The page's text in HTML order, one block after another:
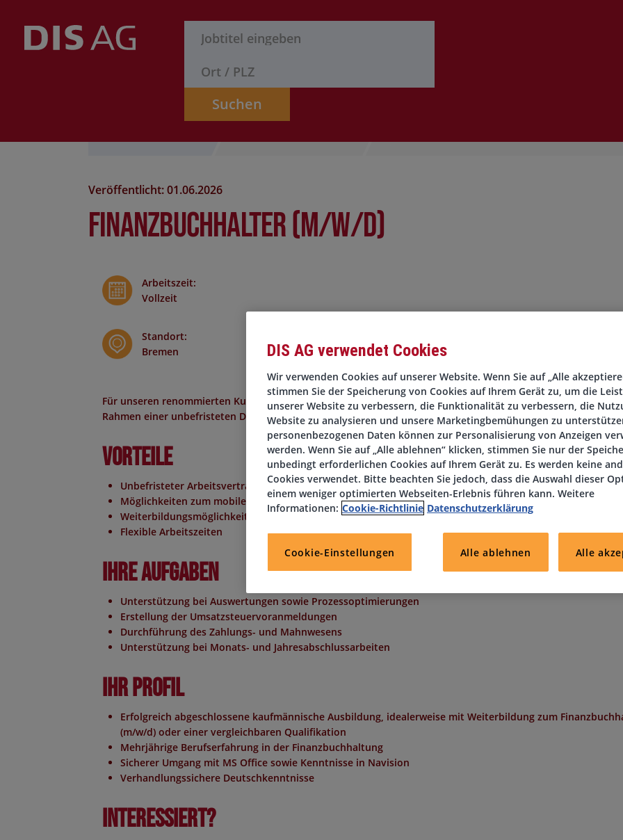
Suchen
Veröffentlicht: 01.06.2026
Finanzbuchhalter (m/w/d)
Arbeitszeit:
Vollzeit
Standort:
Bremen
Für unseren renommierten Kunden in Bremen wir derzeit einen Finanzbuchhalter (m/w/d). Die Position wird
Rahmen einer unbefristeten Direktvermittlung besetzt.
Vorteile
Unbefristeter Arbeitsvertrag
Möglichkeiten zum mobilen Arbeiten
Weiterbildungsmöglichkeiten
Flexible Arbeitszeiten
Ihre Aufgaben
Unterstützung bei Auswertungen sowie Prozessoptimierungen
Erstellung der Umsatzsteuervoranmeldungen
Durchführung des Zahlungs- und Mahnwesens
Unterstützung bei Monats- und Jahresabschlussarbeiten
Ihr Profil
Erfolgreich abgeschlossene kaufmännische Ausbildung, idealerweise mit Weiterbildung zum
(m/w/d) oder einer vergleichbaren Qualifikation
Mehrjährige Berufserfahrung in der Finanzbuchhaltung
Sicherer Umgang mit MS Office sowie Kenntnisse in Navision
Verhandlungssichere Deutschkenntnisse
Interessiert?
DIS AG verwendet Cookies
Wir verwenden Cookies auf unserer Website. Wenn Sie auf „Alle
stimmen Sie der Speicherung von Cookies auf Ihrem Gerät zu, um die
unserer Website zu verbessern, die Funktionalität zu verbessern, die
Website zu analysieren und unsere Marketingbemühungen zu
personenbezogenen Daten können zur Personalisierung von Anzeigen
werden. Wenn Sie auf „Alle ablehnen“ klicken, stimmen Sie nur der
unbedingt erforderlichen Cookies auf Ihrem Gerät zu. Es werden keine
Cookies verwendet. Bitte beachten Sie jedoch, dass die Auswahl dieser
einem weniger optimierten Webseiten-Erlebnis führen kann. Weitere
Informationen: Cookie-Richtlinie Datenschutzerklärung
Cookie-Einstellungen Alle ablehnen Alle